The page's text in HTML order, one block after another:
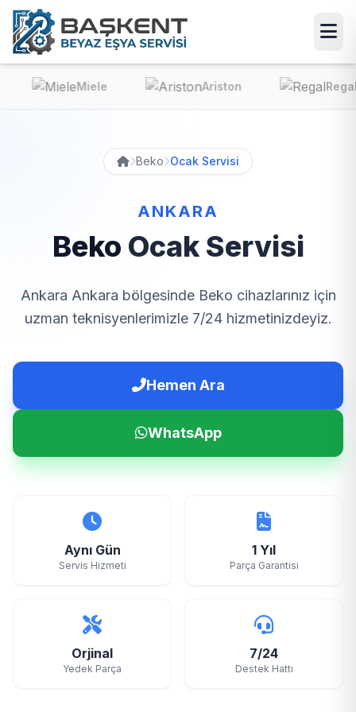
Miele Ariston Regal
Beko Ocak Servisi
ANKARA
Beko Ocak Servisi
Ankara Ankara bölgesinde Beko cihazlarınız için
uzman teknisyenlerimizle 7/24 hizmetinizdeyiz.
Hemen Ara
WhatsApp
Aynı Gün
Servis Hizmeti
1 Yıl
Parça Garantisi
Orjinal
Yedek Parça
7/24
Destek Hattı